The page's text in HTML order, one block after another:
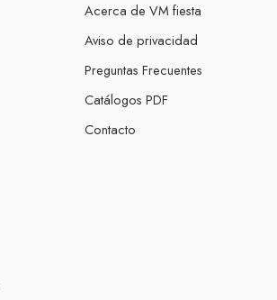
Acerca de VM fiesta
Aviso de privacidad
Preguntas Frecuentes
Catálogos PDF
Contacto